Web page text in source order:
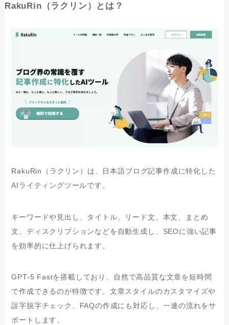
RakuRin（ラクリン）とは？
RakuRin（ラクリン）は、日本語ブログ記事作成に特化した
AIライティングツールです。
キーワードや見出し、タイトル、リード文、本文、まとめ
文、ディスクリプションなどを自動生成し、SEOに強い記事
を効率的に仕上げられます。
GPT-5 Fastを搭載しており、自然で高品質な文章を短時間
で作成できるのが特徴です。文章スタイルのカスタマイズや
誤字脱字チェック、FAQの作成にも対応し、一連の流れをサ
ポートします。